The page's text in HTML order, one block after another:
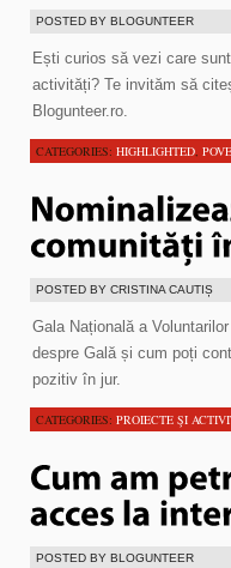
POSTED BY BLOGUNTEER
Ești curios să vezi care
activități? Te invităm să
Blogunteer.ro.
CATEGORIES: HIGHLIGHTED,
POSTED BY CRISTINA CAUTIȘ
Gala Națională a
despre Gală și cum poți
pozitiv în jur.
CATEGORIES: PROIECTE ŞI
POSTED BY BLOGUNTEER